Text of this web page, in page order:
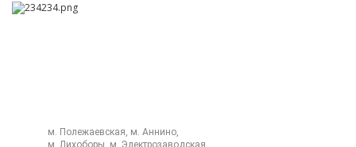
м. Полежаевская, м. Аннино,